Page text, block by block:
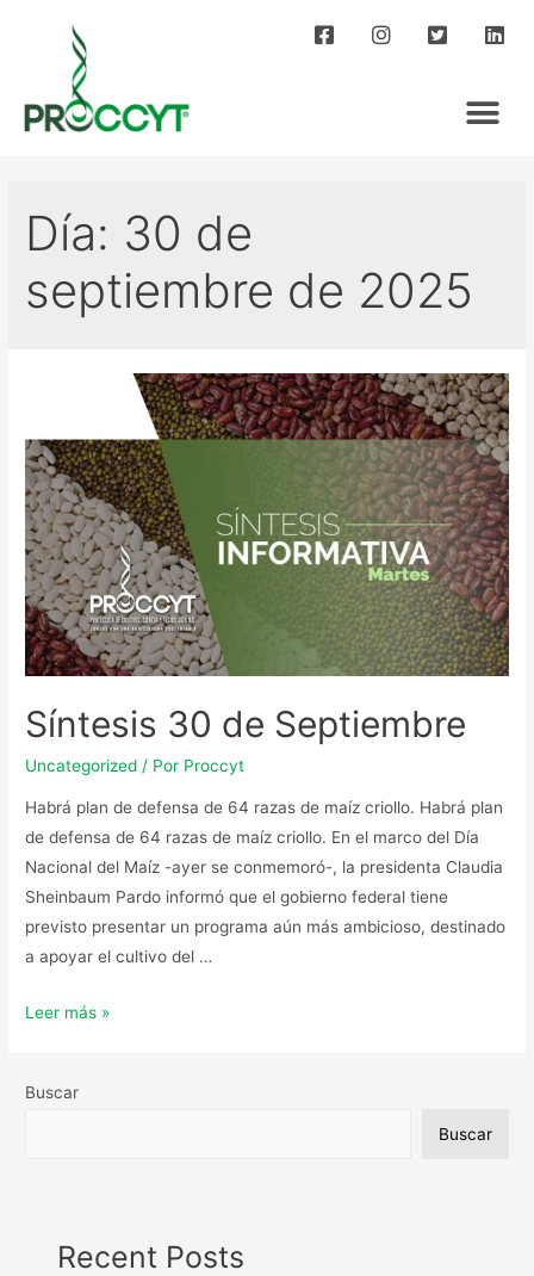
Día: 30 de
septiembre de 2025
Síntesis 30 de Septiembre
Uncategorized / Por Proccyt
Habrá plan de defensa de 64 razas de maíz criollo. Habrá plan
de defensa de 64 razas de maíz criollo. En el marco del Día
Nacional del Maíz -ayer se conmemoró-, la presidenta Claudia
Sheinbaum Pardo informó que el gobierno federal tiene
previsto presentar un programa aún más ambicioso, destinado
a apoyar el cultivo del …
Leer más »
Buscar
Buscar
Recent Posts